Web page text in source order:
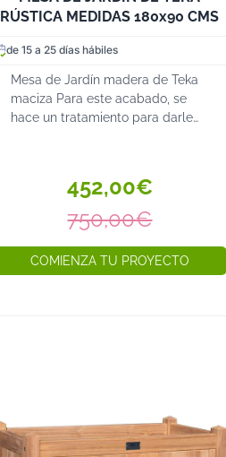
RÚSTICA MEDIDAS 180x90 CMS
de 15 a 25 días hábiles
Mesa de Jardín madera de Teka
maciza Para este acabado, se
hace un tratamiento para darle
para conseguir ...452,00€
750,00€
COMIENZA TU PROYECTO